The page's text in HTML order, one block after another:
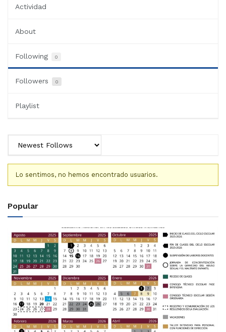
Actividad
About
Following 0
Followers 0
Playlist
Lo sentimos, no hemos encontrado usuarios.
Popular